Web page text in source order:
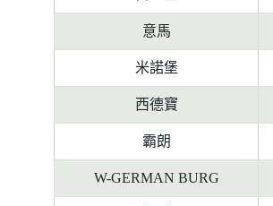
意馬
米諾堡
西德寶
霸朗
W-GERMAN BURG